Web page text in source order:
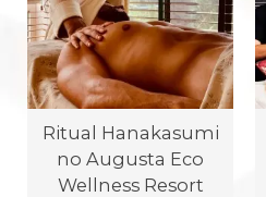
Ritual Hanakasumi
no Augusta Eco
Wellness Resort